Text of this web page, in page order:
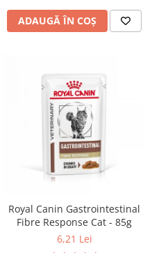
ADAUGĂ ÎN COȘ
Royal Canin Gastrointestinal
Fibre Response Cat - 85g
6,21 Lei